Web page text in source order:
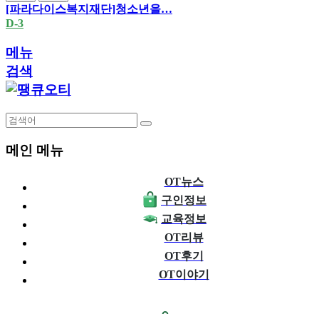
[파라다이스복지재단]청소년을…
D-3
메뉴
검색
메인 메뉴
OT뉴스
구인정보
교육정보
OT리뷰
OT후기
OT이야기